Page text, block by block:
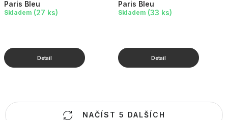
Paris Bleu
Skladem (27 ks)
Paris Bleu
Skladem (33 ks)
O
NAČÍST 5 DALŠÍCH